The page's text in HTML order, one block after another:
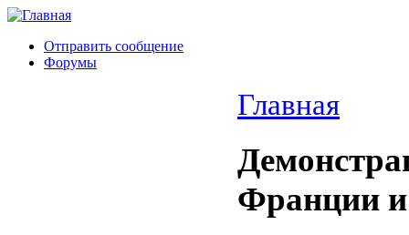
Отправить сообщение
Форумы
Главная
Франции и